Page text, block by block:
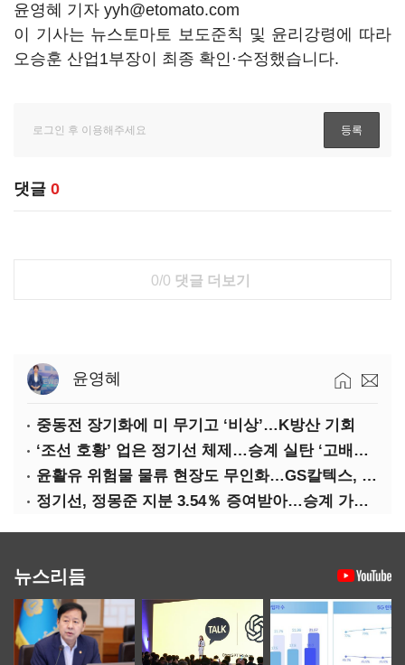
윤영혜 기자 yyh@etomato.com
이 기사는 뉴스토마토 보도준칙 및 윤리강령에 따라
오승훈 산업1부장이 최종 확인·수정했습니다.
댓글 0
0/0 댓글 더보기
윤영혜
중동전 장기화에 미 무기고 ‘비상’…K방산 기회
‘조선 호황’ 업은 정기선 체제…승계 실탄 ‘고배당’ 주목
윤활유 위험물 물류 현장도 무인화…GS칼텍스, 디지털 전환 가속
정기선, 정몽준 지분 3.54％ 증여받아…승계 가속화
뉴스리듬